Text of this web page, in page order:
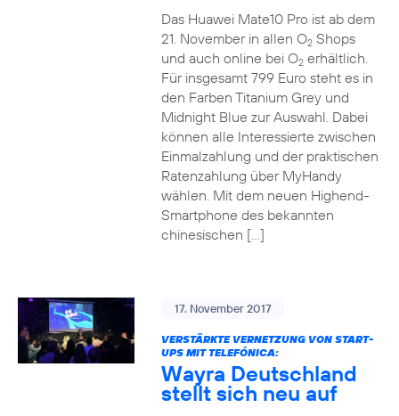
Das Huawei Mate10 Pro ist ab dem
21. November in allen O2Shops
und auch online bei O2erhältlich.
Für insgesamt 799 Euro steht es in
den Farben Titanium Grey und
Midnight Blue zur Auswahl. Dabei
können alle Interessierte zwischen
Einmalzahlung und der praktischen
Ratenzahlung über MyHandy
wählen. Mit dem neuen Highend-
Smartphone des bekannten
chinesischen […]
17. November 2017
VERSTÄRKTE VERNETZUNG VON START-
UPS MIT TELEFÓNICA:
Wayra Deutschland
stellt sich neu auf